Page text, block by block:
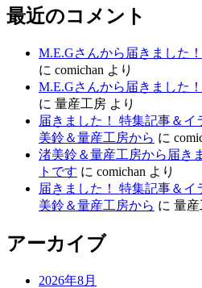
最近のコメント
M.E.Gさんから届きました
に comichan より
M.E.Gさんから届きました
に 量産工房 より
届きました！ 特集記事＆
美鈴＆量産工房から に
渚美鈴＆量産工房から届き
トです に comichan より
届きました！ 特集記事＆
美鈴＆量産工房から に 量
アーカイブ
2026年8月